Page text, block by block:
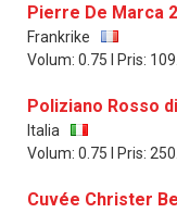
Pierre De Marca
Frankrike
Volum: 0.75 l Pris:
Poliziano Rosso
Italia
Volum: 0.75 l Pris:
Cuvée Christer